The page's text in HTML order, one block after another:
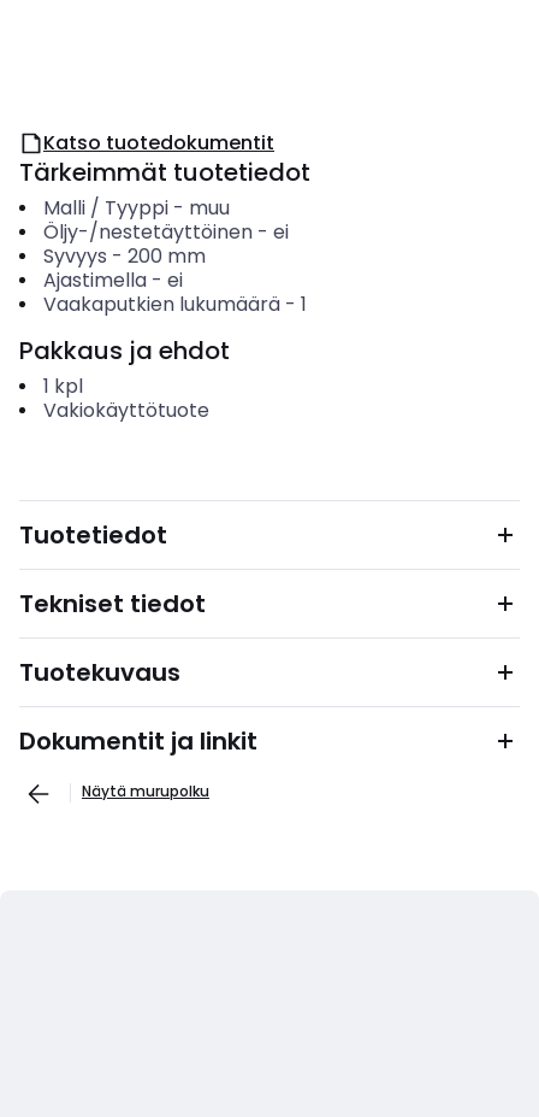
Katso tuotedokumentit
Tärkeimmät tuotetiedot
Malli / Tyyppi- muu
Öljy-/nestetäyttöinen- ei
Syvyys - 200 mm
Ajastimella- ei
Vaakaputkien lukumäärä- 1
Pakkaus ja ehdot
1 kpl
Vakiokäyttötuote
Tuotetiedot
Tekniset tiedot
Tuotekuvaus
Dokumentit ja linkit
Näytä murupolku